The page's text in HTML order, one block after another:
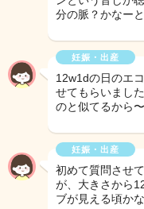
分の脈？かなー
妊娠・出産
12w1dの日のエ
せてもらいまし
のと似てるか
妊娠・出産
初めて質問させ
が、大きさから
ブが見える頃か